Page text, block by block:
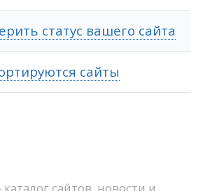
статус вашего сайта
сайты